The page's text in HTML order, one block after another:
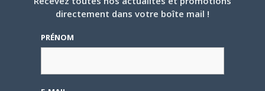
IL ÉTAIT UNE PUB
Travel Oregon
FIGURE DE PRO
directement dans votre boîte mail !
PRÉNOM